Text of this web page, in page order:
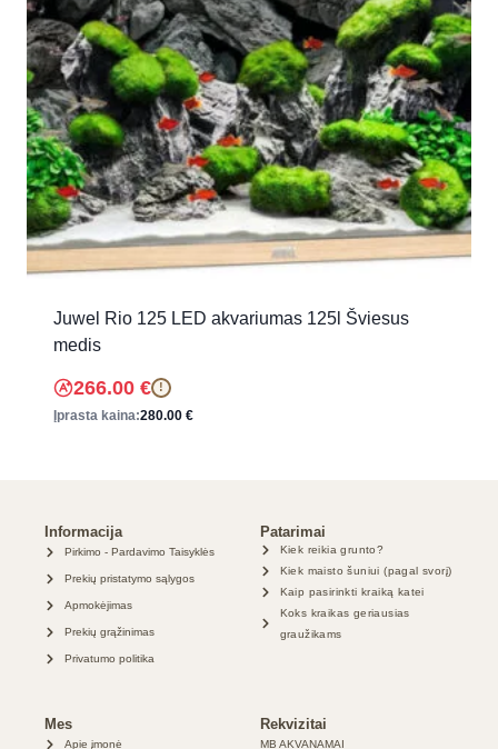
Juwel Rio 125 LED akvariumas 125l Šviesus
medis
266.00 € !
Įprasta kaina:280.00 €
Informacija
Pirkimo - Pardavimo Taisyklės
Prekių pristatymo sąlygos
Apmokėjimas
Prekių grąžinimas
Privatumo politika
Patarimai
Kiek reikia grunto?
Kiek maisto šuniui (pagal svorį)
Kaip pasirinkti kraiką katei
Koks kraikas geriausias
graužikams
Mes
Apie įmonė
Rekvizitai
MB AKVANAMAI